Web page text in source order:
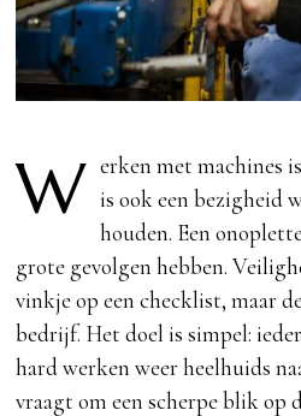
W erken met machines
is ook een bezigheid
houden. Een
grote gevolgen hebben.
vinkje op een checklist, maar
bedrijf. Het doel is simpel:
hard werken weer heelhuids
vraagt om een scherpe blik op